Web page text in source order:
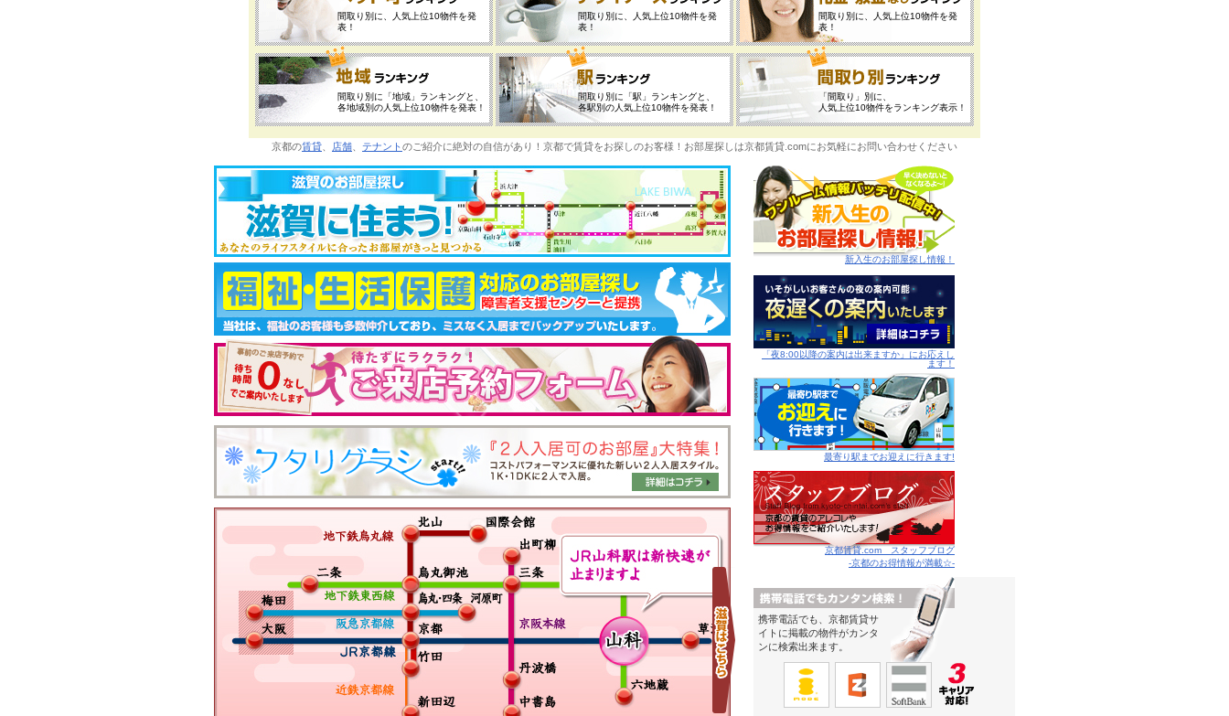
間取り別に、人気上位10物件を発
表！
間取り別に、人気上位10物件を発
表！
間取り別に、人気上位10物件を発
表！
間取り別に「地域」ランキングと、
各地域別の人気上位10物件を発表！
間取り別に「駅」ランキングと、
各駅別の人気上位10物件を発表！
「間取り」別に、
人気上位10物件をランキング表示！
京都の賃貸 店舗 テナントのご紹介に絶対の自信があり！京都で賃貸をお探しのお客様！お部屋探しは京都賃貸.comにお気軽にお問い合わせください
新入生のお部屋探し情報！
「夜8:00以降の案内は出来ますか」にお応えし
ます！
最寄り駅までお迎えに行きます!
京都賃貸.com スタッフブログ
-京都のお得情報が満載☆-
携帯電話でも、京都賃貸サ
イトに掲載の物件がカンタ
ンに検索出来ます。